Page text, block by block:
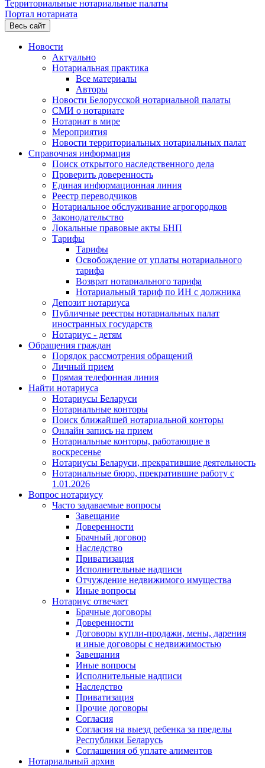
Территориальные нотариальные палаты
Портал нотариата
Весь сайт
Новости
Актуально
Нотариальная практика
Все материалы
Авторы
Новости Белорусской нотариальной палаты
СМИ о нотариате
Нотариат в мире
Мероприятия
Новости территориальных нотариальных палат
Справочная информация
Поиск открытого наследственного дела
Проверить доверенность
Единая информационная линия
Реестр переводчиков
Нотариальное обслуживание агрогородков
Законодательство
Локальные правовые акты БНП
Тарифы
Тарифы
Освобождение от уплаты нотариального
тарифа
Возврат нотариального тарифа
Нотариальный тариф по ИН с должника
Депозит нотариуса
Публичные реестры нотариальных палат
иностранных государств
Нотариус - детям
Обращения граждан
Порядок рассмотрения обращений
Личный прием
Прямая телефонная линия
Найти нотариуса
Нотариусы Беларуси
Нотариальные конторы
Поиск ближайшей нотариальной конторы
Онлайн запись на прием
Нотариальные конторы, работающие в
воскресенье
Нотариусы Беларуси, прекратившие деятельность
Нотариальные бюро, прекратившие работу с
1.01.2026
Вопрос нотариусу
Часто задаваемые вопросы
Завещание
Доверенности
Брачный договор
Наследство
Приватизация
Исполнительные надписи
Отчуждение недвижимого имущества
Иные вопросы
Нотариус отвечает
Брачные договоры
Доверенности
Договоры купли-продажи, мены, дарения
и иные договоры с недвижимостью
Завещания
Иные вопросы
Исполнительные надписи
Наследство
Приватизация
Прочие договоры
Согласия
Согласия на выезд ребенка за пределы
Республики Беларусь
Соглашения об уплате алиментов
Нотариальный архив